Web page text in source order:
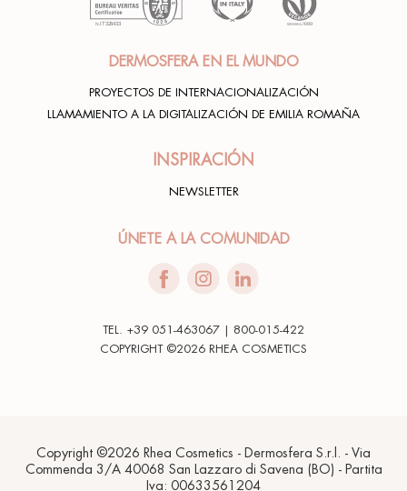
DERMOSFERA EN EL MUNDO
PROYECTOS DE INTERNACIONALIZACIÓN
LLAMAMIENTO A LA DIGITALIZACIÓN DE EMILIA ROMAÑA
INSPIRACIÓN
NEWSLETTER
ÚNETE A LA COMUNIDAD
TEL. +39 051-463067 | 800-015-422
COPYRIGHT ©2026 RHEA COSMETICS
Copyright ©2026 Rhea Cosmetics - Dermosfera S.r.l. - Via
Commenda 3/A 40068 San Lazzaro di Savena (BO) - Partita
Iva: 00633561204